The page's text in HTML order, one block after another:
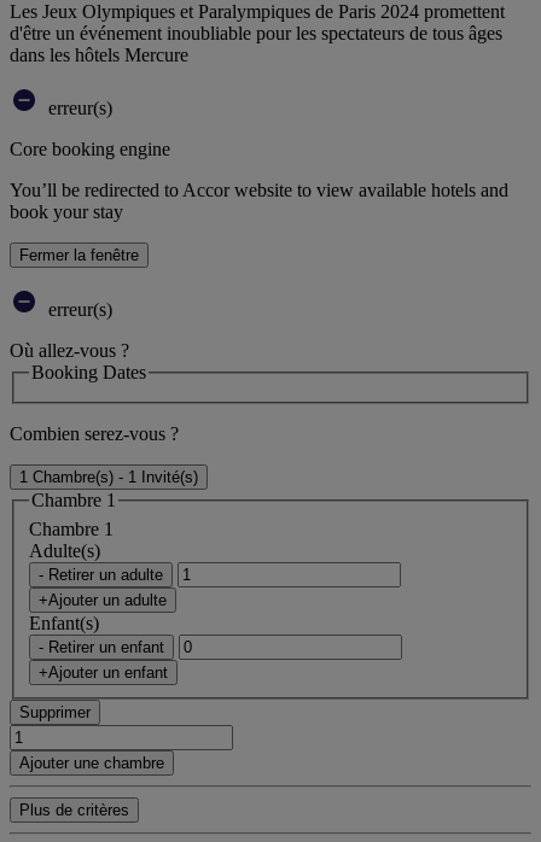
Les Jeux Olympiques et Paralympiques de Paris 2024 promettent
d'être un événement inoubliable pour les spectateurs de tous âges
dans les hôtels Mercure
erreur(s)
Core booking engine
You’ll be redirected to Accor website to view available hotels and
book your stay
Fermer la fenêtre
erreur(s)
Où allez-vous ?
Booking Dates
Combien serez-vous ?
1 Chambre(s) - 1 Invité(s)
Chambre 1
Chambre 1
Adulte(s)
- Retirer un adulte
+Ajouter un adulte
Enfant(s)
- Retirer un enfant
+Ajouter un enfant
Supprimer
Ajouter une chambre
Plus de critères